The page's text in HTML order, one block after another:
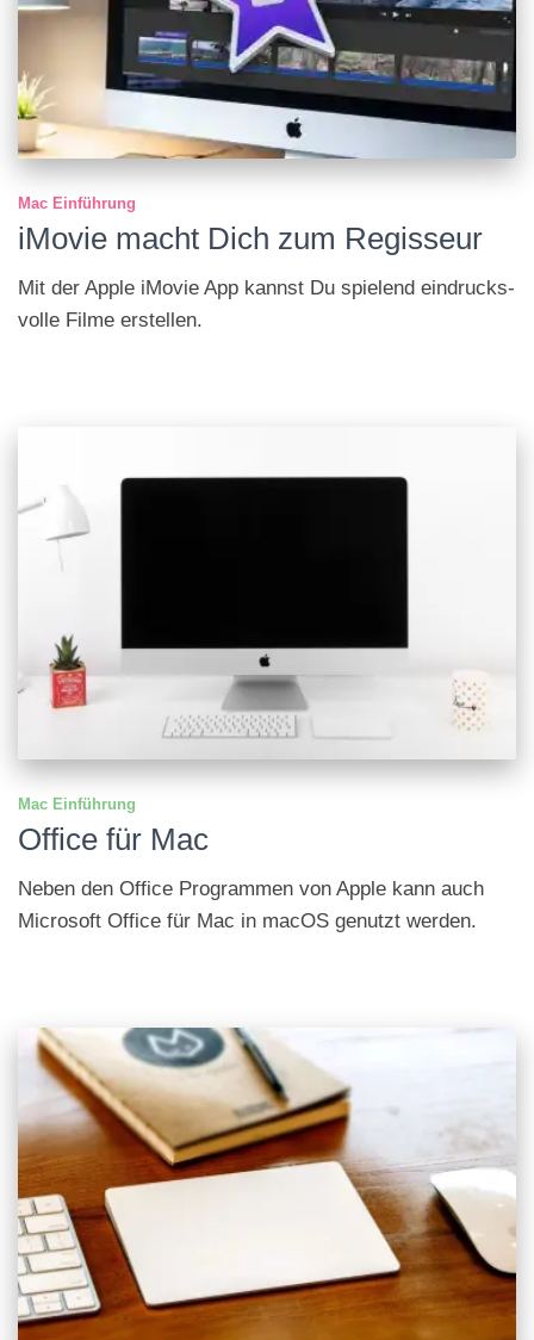
Mac Einführung
iMovie macht Dich zum Regisseur
Mit der Apple iMovie App kannst Du spielend eindrucks­
volle Filme erstellen.
Mac Einführung
Office für Mac
Neben den Office Programmen von Apple kann auch
Microsoft Office für Mac in macOS genutzt werden.